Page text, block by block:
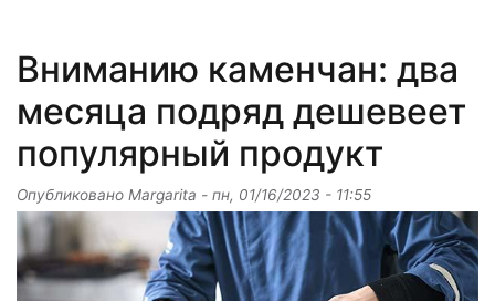
Вниманию каменчан: два
месяца подряд дешевеет
популярный продукт
Опубликовано Margarita - пн, 01/16/2023 - 11:55